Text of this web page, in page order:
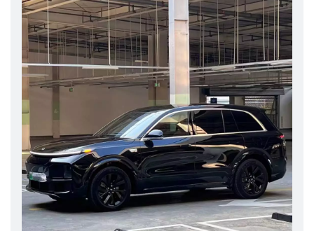
conducción siga siendo cómoda y estable en diversas condiciones de la
carretera. Ya sea que conduzca por una carretera tranquila o por calles
urbanas irregulares, el L7 proporciona una conducción suave y sin
esfuerzo.El sistema de tracción total del L7 ofrece excelente tracción y
estabilidad, incluso en condiciones climáticas adversas, lo que garantiza
que se sienta seguro y confiado sin importar a dónde lo lleve el
camino.Interior: un espacio lujoso y de alta tecnologíaEl interior del
Lixiang L7 es nada menos que lujoso. Desde el momento en que entras,
te reciben materiales de primera calidad, asientos ergonómicos y una
cabina espaciosa diseñada para brindar comodidad. Cada detalle,
desde la tapicería de cuero de alta calidad hasta el tablero
cuidadosamente elaborado, ha sido diseñado pensando en el conductor
y los pasajeros.En términos de tecnología, el L7 está equipado con un
sistema de información y entretenimiento de última generación, con